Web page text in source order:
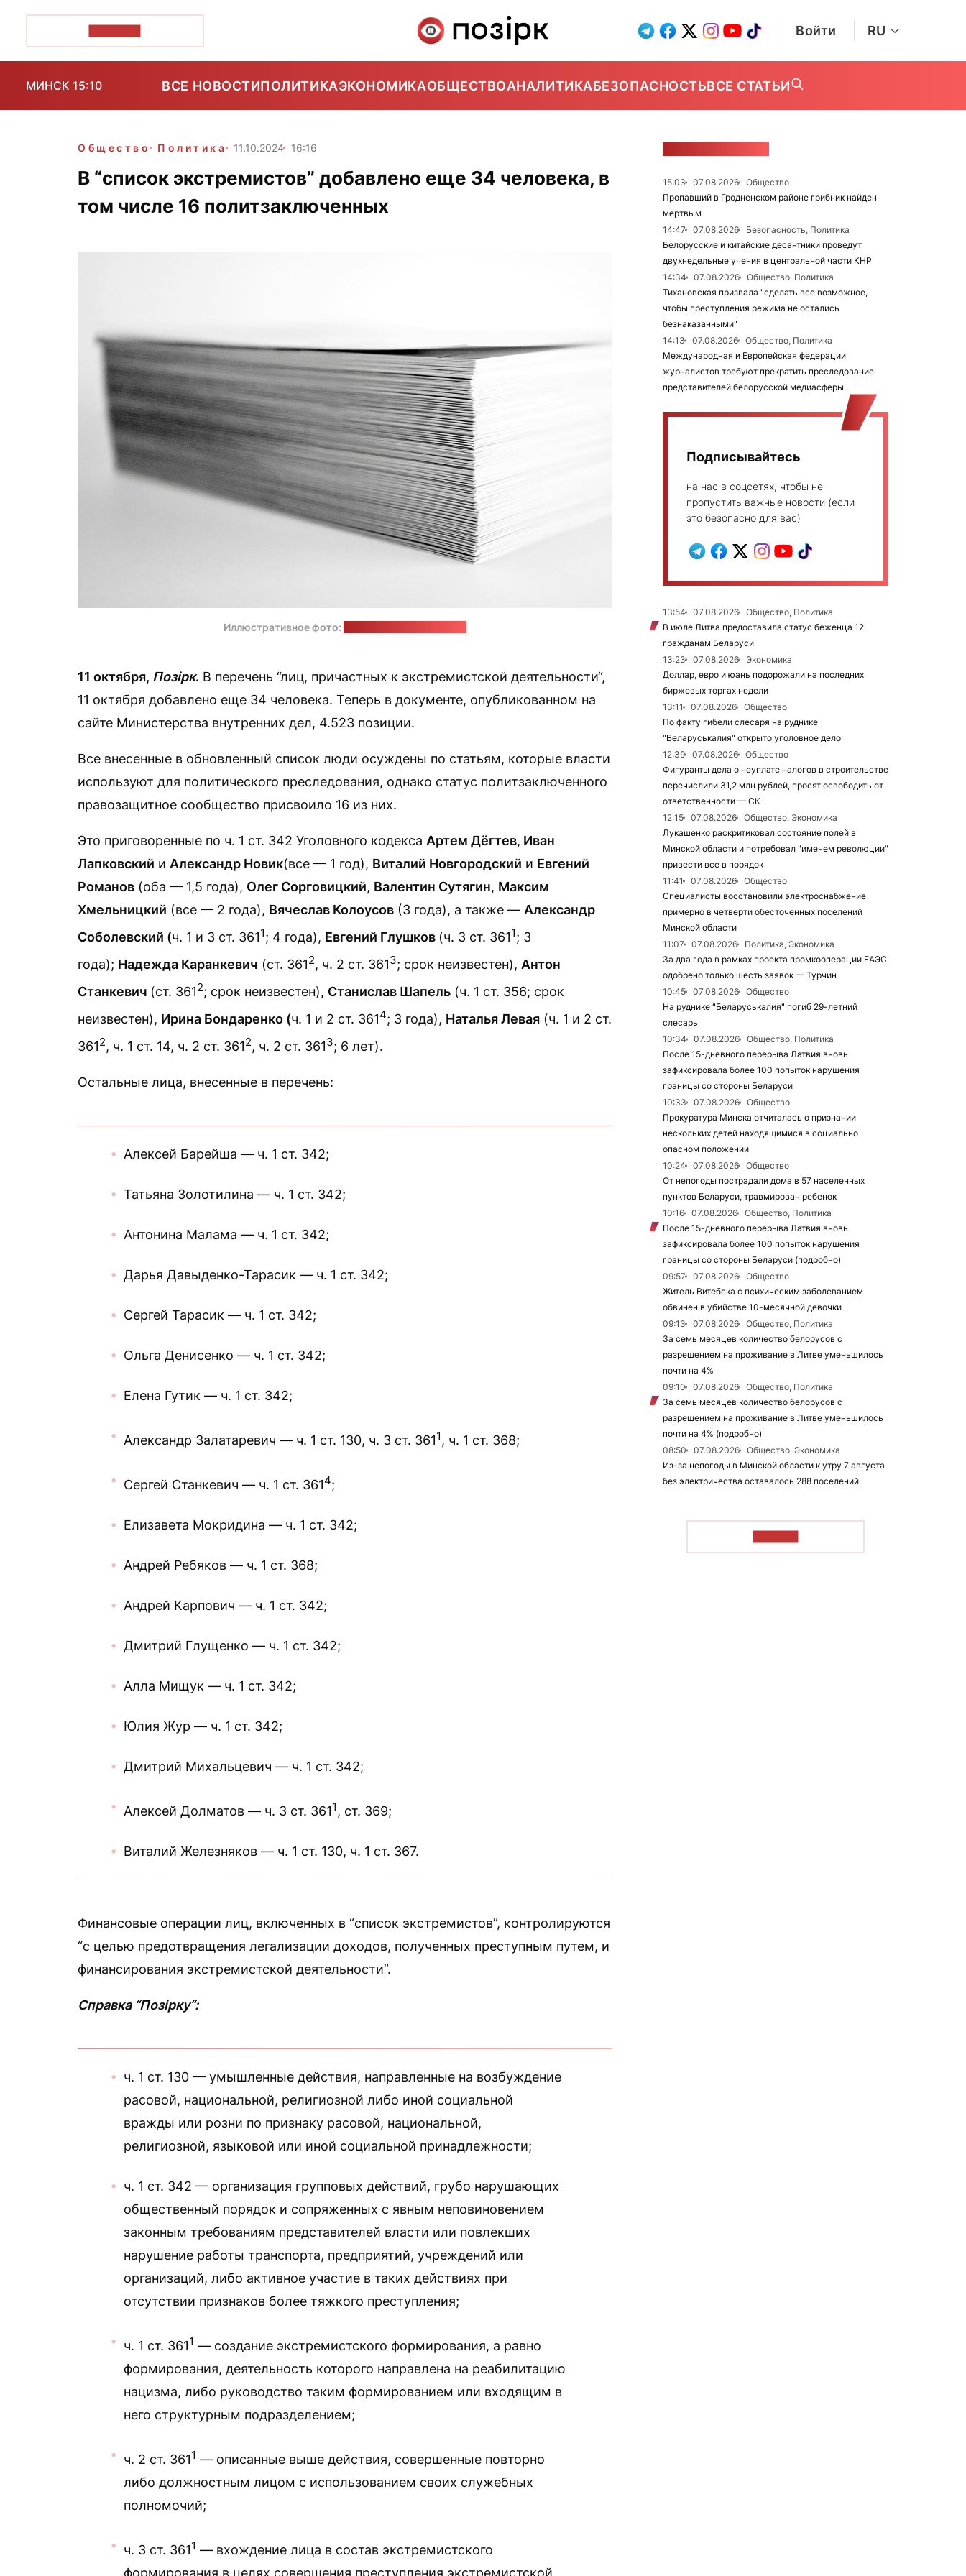
Войти RU
МИНСК 15:10 ВСЕ НОВОСТИПОЛИТИКАЭКОНОМИКАОБЩЕСТВОАНАЛИТИКАБЕЗОПАСНОСТЬВСЕ СТАТЬИ
Общество Политика 11.10.2024 16:16
В “список экстремистов” добавлено еще 34 человека, в
том числе 16 политзаключенных
Иллюстративное фото:
11 октября, Позірк. В перечень “лиц, причастных к экстремистской деятельности“,
11 октября добавлено еще 34 человека. Теперь в документе, опубликованном на
сайте Министерства внутренних дел, 4.523 позиции.
Все внесенные в обновленный список люди осуждены по статьям, которые власти
используют для политического преследования, однако статус политзаключенного
правозащитное сообщество присвоило 16 из них.
Это приговоренные по ч. 1 ст. 342 Уголовного кодекса Артем Дёгтев, Иван
Лапковский и Александр Новик(все — 1 год), Виталий Новгородский и Евгений
Романов (оба — 1,5 года), Олег Сорговицкий, Валентин Сутягин, Максим
Хмельницкий (все — 2 года), Вячеслав Колоусов (3 года), а также — Александр
Соболевский (ч. 1 и 3 ст. 3611; 4 года), Евгений Глушков (ч. 3 ст. 3611; 3
года); Надежда Каранкевич (ст. 3612, ч. 2 ст. 3613; срок неизвестен), Антон
Станкевич (ст. 3612; срок неизвестен), Станислав Шапель (ч. 1 ст. 356; срок
неизвестен), Ирина Бондаренко (ч. 1 и 2 ст. 3614; 3 года), Наталья Левая (ч. 1 и 2 ст.
3612, ч. 1 ст. 14, ч. 2 ст. 3612, ч. 2 ст. 3613; 6 лет).
Остальные лица, внесенные в перечень:
Алексей Барейша — ч. 1 ст. 342;
Татьяна Золотилина — ч. 1 ст. 342;
Антонина Малама — ч. 1 ст. 342;
Дарья Давыденко-Тарасик — ч. 1 ст. 342;
Сергей Тарасик — ч. 1 ст. 342;
Ольга Денисенко — ч. 1 ст. 342;
Елена Гутик — ч. 1 ст. 342;
Александр Залатаревич — ч. 1 ст. 130, ч. 3 ст. 3611 , ч. 1 ст. 368;
Сергей Станкевич — ч. 1 ст. 3614;
Елизавета Мокридина — ч. 1 ст. 342;
Андрей Ребяков — ч. 1 ст. 368;
Андрей Карпович — ч. 1 ст. 342;
Дмитрий Глущенко — ч. 1 ст. 342;
Алла Мищук — ч. 1 ст. 342;
Юлия Жур — ч. 1 ст. 342;
Дмитрий Михальцевич — ч. 1 ст. 342;
Алексей Долматов — ч. 3 ст. 3611 , ст. 369;
Виталий Железняков — ч. 1 ст. 130, ч. 1 ст. 367.
Финансовые операции лиц, включенных в “список экстремистов”, контролируются
“с целью предотвращения легализации доходов, полученных преступным путем, и
финансирования экстремистской деятельности”.
Справка “Позірку“:
ч. 1 ст. 130 — умышленные действия, направленные на возбуждение
расовой, национальной, религиозной либо иной социальной
вражды или розни по признаку расовой, национальной,
религиозной, языковой или иной социальной принадлежности;
ч. 1 ст. 342 — организация групповых действий, грубо нарушающих
общественный порядок и сопряженных с явным неповиновением
законным требованиям представителей власти или повлекших
нарушение работы транспорта, предприятий, учреждений или
организаций, либо активное участие в таких действиях при
отсутствии признаков более тяжкого преступления;
ч. 1 ст. 3611 — создание экстремистского формирования, а равно
формирования, деятельность которого направлена на реабилитацию
нацизма, либо руководство таким формированием или входящим в
него структурным подразделением;
ч. 2 ст. 3611 — описанные выше действия, совершенные повторно
либо должностным лицом с использованием своих служебных
полномочий;
ч. 3 ст. 3611 — вхождение лица в состав экстремистского
формирования в целях совершения преступления экстремистской
15:03 07.08.2026
Общество
Пропавший в Гродненском районе грибник найден
мертвым
14:47
07.08.2026
Безопасность, Политика
Белорусские и китайские десантники проведут
двухнедельные учения в центральной части КНР
14:34
07.08.2026
Общество, Политика
Тихановская призвала "сделать все возможное,
чтобы преступления режима не остались
безнаказанными"
14:13
07.08.2026
Общество, Политика
Международная и Европейская федерации
журналистов требуют прекратить преследование
представителей белорусской медиасферы
Подписывайтесь
на нас в соцсетях, чтобы не
пропустить важные новости (если
это безопасно для вас)
13:54 07.08.2026
Общество, Политика
В июле Литва предоставила статус беженца 12
гражданам Беларуси
13:23
07.08.2026
Экономика
Доллар, евро и юань подорожали на последних
биржевых торгах недели
13:11
07.08.2026
Общество
По факту гибели слесаря на руднике
"Беларуськалия" открыто уголовное дело
12:39
07.08.2026
Общество
Фигуранты дела о неуплате налогов в строительстве
перечислили 31,2 млн рублей, просят освободить от
ответственности — СК
12:15
07.08.2026
Общество, Экономика
Лукашенко раскритиковал состояние полей в
Минской области и потребовал "именем революции"
привести все в порядок
11:41
07.08.2026
Общество
Специалисты восстановили электроснабжение
примерно в четверти обесточенных поселений
Минской области
11:07
07.08.2026
Политика, Экономика
За два года в рамках проекта промкооперации ЕАЭС
одобрено только шесть заявок — Турчин
10:45
07.08.2026
Общество
На руднике "Беларуськалия" погиб 29-летний
слесарь
10:34
07.08.2026
Общество, Политика
После 15-дневного перерыва Латвия вновь
зафиксировала более 100 попыток нарушения
границы со стороны Беларуси
10:33
07.08.2026
Общество
Прокуратура Минска отчиталась о признании
нескольких детей находящимися в социально
опасном положении
10:24
07.08.2026
Общество
От непогоды пострадали дома в 57 населенных
пунктов Беларуси, травмирован ребенок
10:16
07.08.2026
Общество, Политика
После 15-дневного перерыва Латвия вновь
зафиксировала более 100 попыток нарушения
границы со стороны Беларуси (подробно)
09:57
07.08.2026
Общество
Житель Витебска с психическим заболеванием
обвинен в убийстве 10-месячной девочки
09:13
07.08.2026
Общество, Политика
За семь месяцев количество белорусов с
разрешением на проживание в Литве уменьшилось
почти на 4%
09:10
07.08.2026
Общество, Политика
За семь месяцев количество белорусов с
разрешением на проживание в Литве уменьшилось
почти на 4% (подробно)
08:50
07.08.2026
Общество, Экономика
Из-за непогоды в Минской области к утру 7 августа
без электричества оставалось 288 поселений